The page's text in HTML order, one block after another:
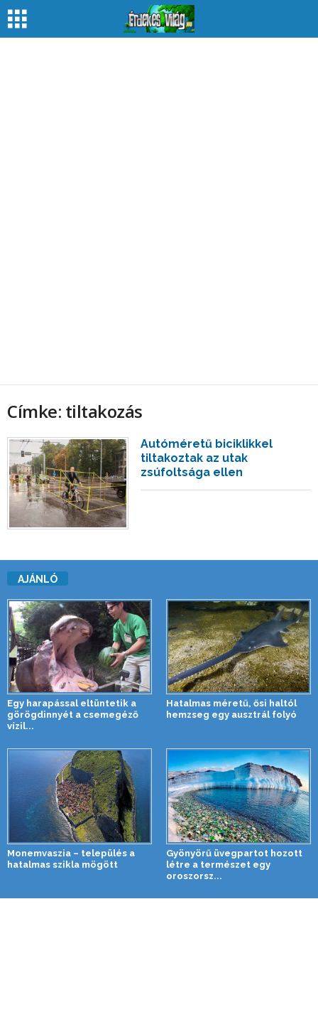
Címke: tiltakozás
Autóméretű biciklikkel
tiltakoztak az utak
zsúfoltsága ellen
AJÁNLÓ
Egy harapással eltüntetik a
görögdinnyét a csemegéző
vízil...
Hatalmas méretű, ősi haltól
hemzseg egy ausztrál folyó
Monemvaszia – település a
hatalmas szikla mögött
Gyönyörű üvegpartot hozott
létre a természet egy
oroszorsz...